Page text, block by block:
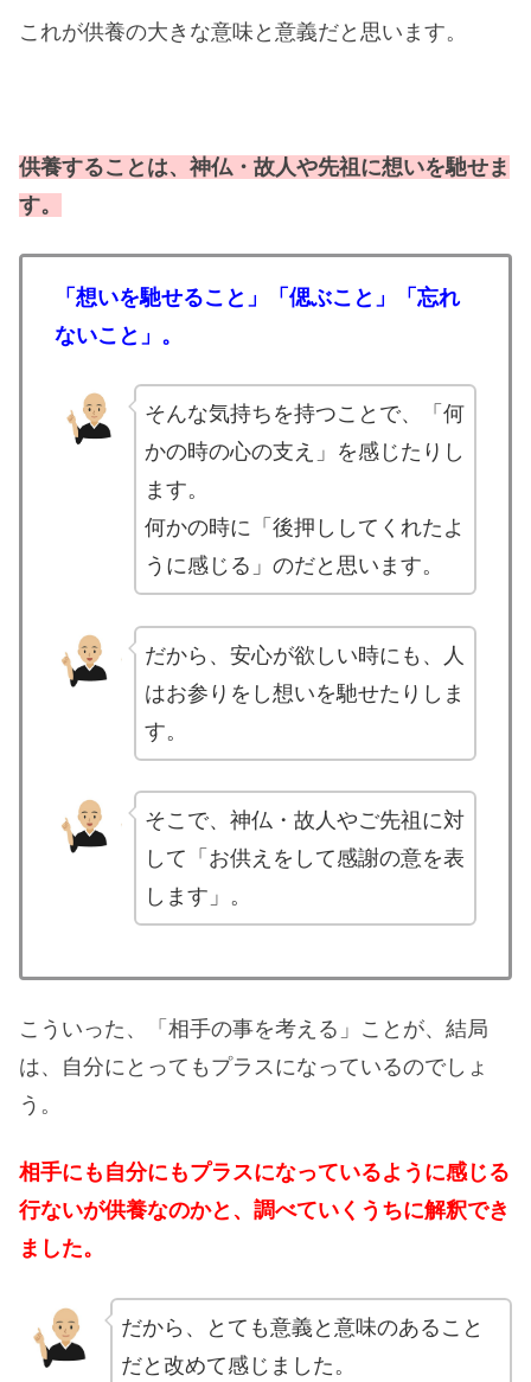
これが供養の大きな意味と意義だと思います。
供養することは、神仏・故人や先祖に想いを馳せま
す。
「想いを馳せること」「偲ぶこと」「忘れ
ないこと」。
そんな気持ちを持つことで、「何
かの時の心の支え」を感じたりし
ます。
何かの時に「後押ししてくれたよ
うに感じる」のだと思います。
だから、安心が欲しい時にも、人
はお参りをし想いを馳せたりしま
す。
そこで、神仏・故人やご先祖に対
して「お供えをして感謝の意を表
します」。
こういった、「相手の事を考える」ことが、結局
は、自分にとってもプラスになっているのでしょ
う。
相手にも自分にもプラスになっているように感じる
行ないが供養なのかと、調べていくうちに解釈でき
ました。
だから、とても意義と意味のあること
だと改めて感じました。